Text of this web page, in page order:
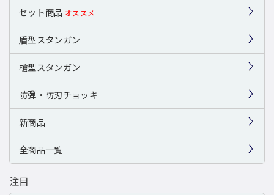
セット商品 オススメ
盾型スタンガン
槍型スタンガン
防弾・防刃チョッキ
新商品
全商品一覧
注目